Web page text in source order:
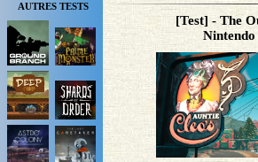
AUTRES TESTS
[Test] - The